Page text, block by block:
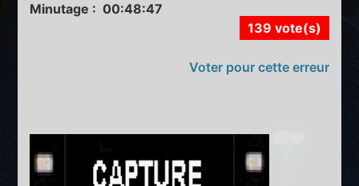
Minutage : 00:48:47
139 vote(s)
Voter pour cette erreur